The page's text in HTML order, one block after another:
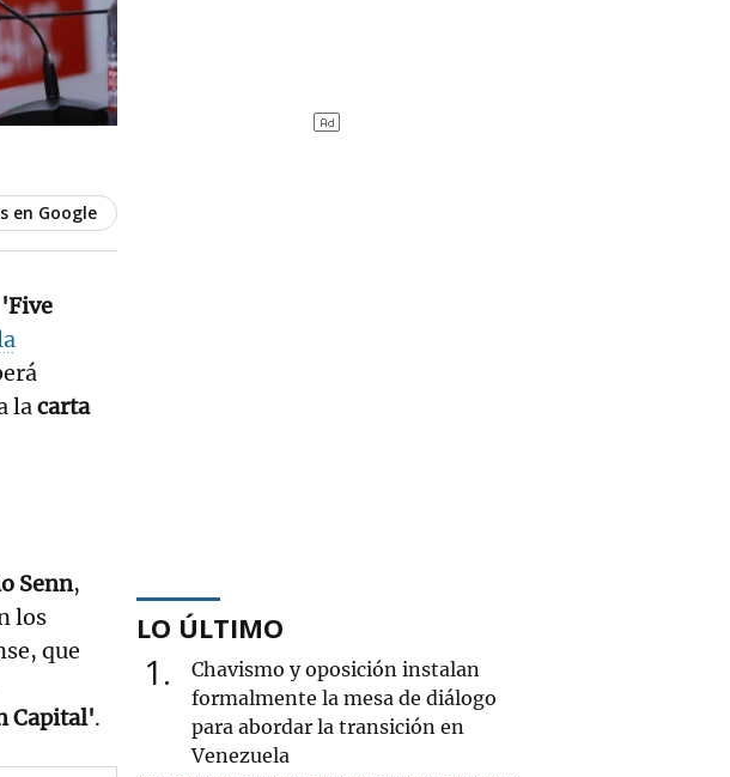
en Google
'Five
lacarta
Senn,
los
que
Capital'.
LO ÚLTIMO
1
Chavismo y oposición instalan
formalmente la mesa de diálogo
para abordar la transición en
Venezuela